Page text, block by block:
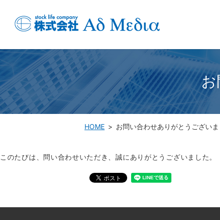
お
HOME お問い合わせありがとうござい
このたびは、問い合わせいただき、誠にありがとうございました。